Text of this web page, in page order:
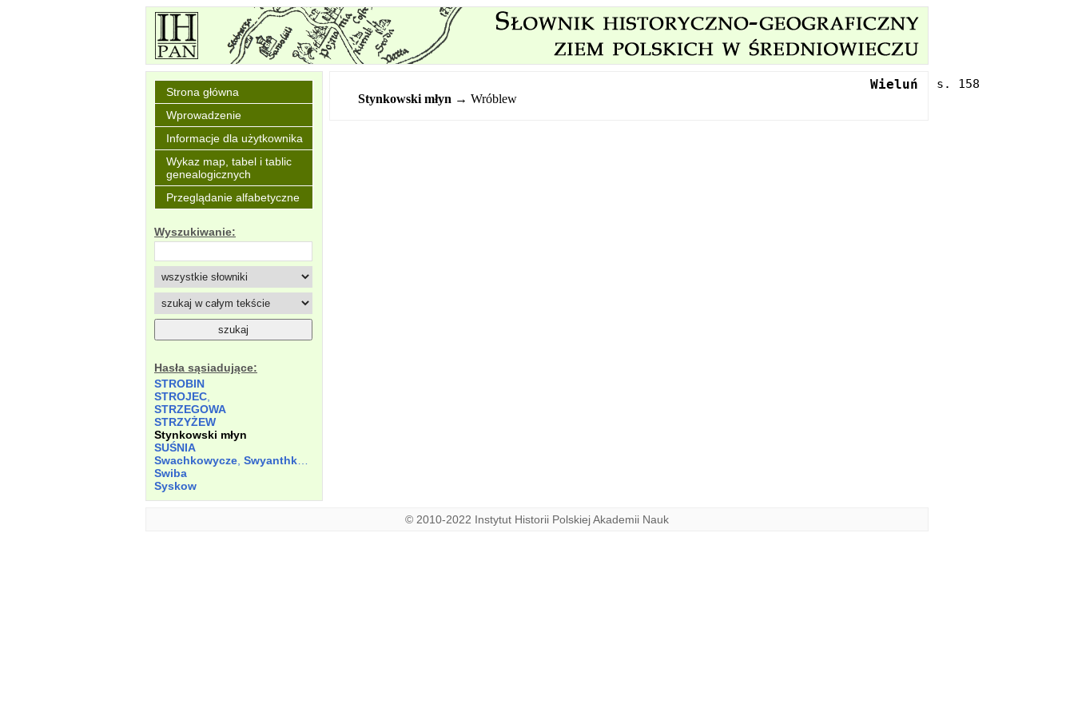
Strona główna
Wprowadzenie
Informacje dla użytkownika
Wykaz map, tabel i tablic
genealogicznych
Przeglądanie alfabetyczne
Wyszukiwanie:
Hasła sąsiadujące:
STROBIN
STROJEC
STRZEGOWA
STRZYŻEW
Stynkowski młyn
SUŚNIA
Swachkowycze Swyanthkowicze
Swiba
Syskow
Wieluń
Stynkowski młyn → Wróblew
© 2010-2022 Instytut Historii Polskiej Akademii Nauk